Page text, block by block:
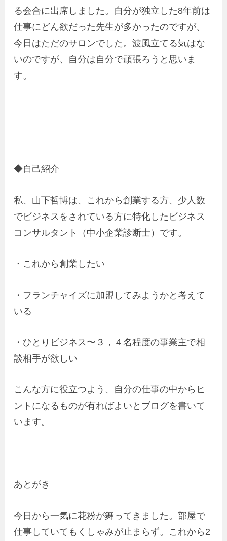
る会合に出席しました。自分が独立した8年前は
仕事にどん欲だった先生が多かったのですが、
今日はただのサロンでした。波風立てる気はな
いのですが、自分は自分で頑張ろうと思いま
す。
◆自己紹介
私、山下哲博は、これから創業する方、少人数
でビジネスをされている方に特化したビジネス
コンサルタント（中小企業診断士）です。
・これから創業したい
・フランチャイズに加盟してみようかと考えて
いる
・ひとりビジネス〜３，４名程度の事業主で相
談相手が欲しい
こんな方に役立つよう、自分の仕事の中からヒ
ントになるものが有ればよいとブログを書いて
います。
あとがき
今日から一気に花粉が舞ってきました。部屋で
仕事していてもくしゃみが止まらず。これから2